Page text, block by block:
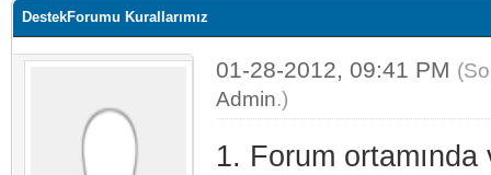
DestekForumu Kurallarımız
01-28-2012, 09:41 PM
Admin.)
1. Forum